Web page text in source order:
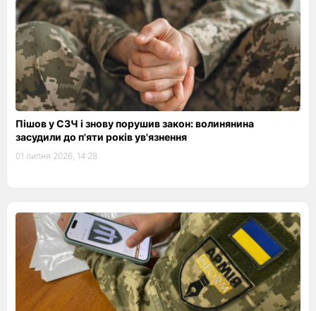
Пішов у СЗЧ і знову порушив закон: волинянина
засудили до п'яти років ув'язнення
01 липня 2026, 14:28